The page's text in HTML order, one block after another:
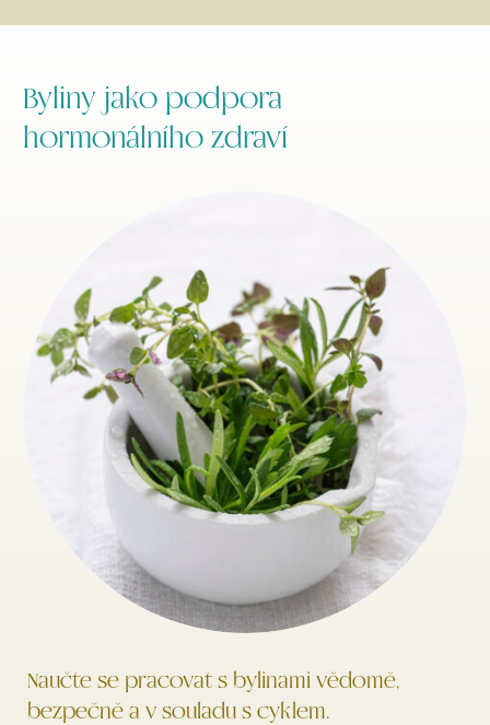
Byliny jako podpora
hormonálního zdraví
Naučte se pracovat s bylinami vědomě,
bezpečně a v souladu s cyklem.